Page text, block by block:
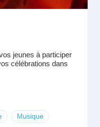
jeunes à participer
célébrations dans
Musique